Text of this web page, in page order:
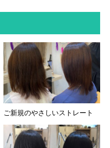
ご新規のやさしいストレート